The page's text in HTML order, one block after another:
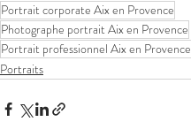
Portrait corporate Aix en Provence
Photographe portrait Aix en Provence
Portrait professionnel Aix en Provence
Portraits